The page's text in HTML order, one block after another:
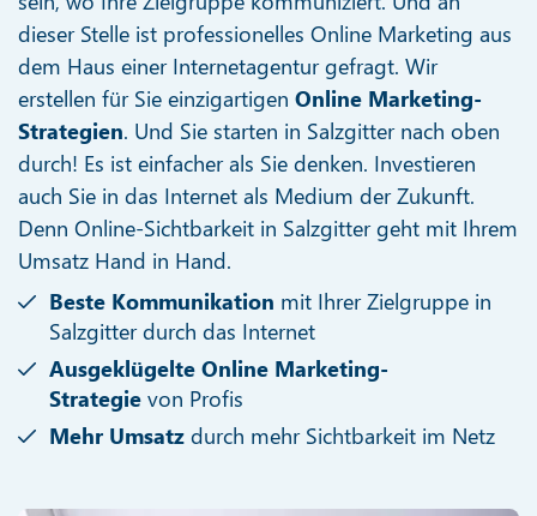
dieser Stelle ist professionelles Online Marketing aus
dem Haus einer Internetagentur gefragt. Wir
erstellen für Sie einzigartigen Online Marketing-
Strategien. Und Sie starten in Salzgitter nach oben
durch! Es ist einfacher als Sie denken. Investieren
auch Sie in das Internet als Medium der Zukunft.
Denn Online-Sichtbarkeit in Salzgitter geht mit Ihrem
Umsatz Hand in Hand.
Beste Kommunikation mit Ihrer Zielgruppe in
Salzgitter durch das Internet
Ausgeklügelte Online Marketing-
Strategie von Profis
Mehr Umsatz durch mehr Sichtbarkeit im Netz